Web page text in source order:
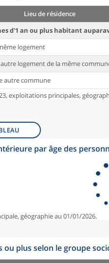
Lieu de résidence
d'1 an ou plus habitant
logement
logement de la même
autre commune
exploitations principales,
par âge des
géographie au 01/01/2026.
ou plus selon le groupe